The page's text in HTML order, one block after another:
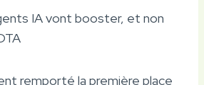
IA vont booster, et non
remporté la première place